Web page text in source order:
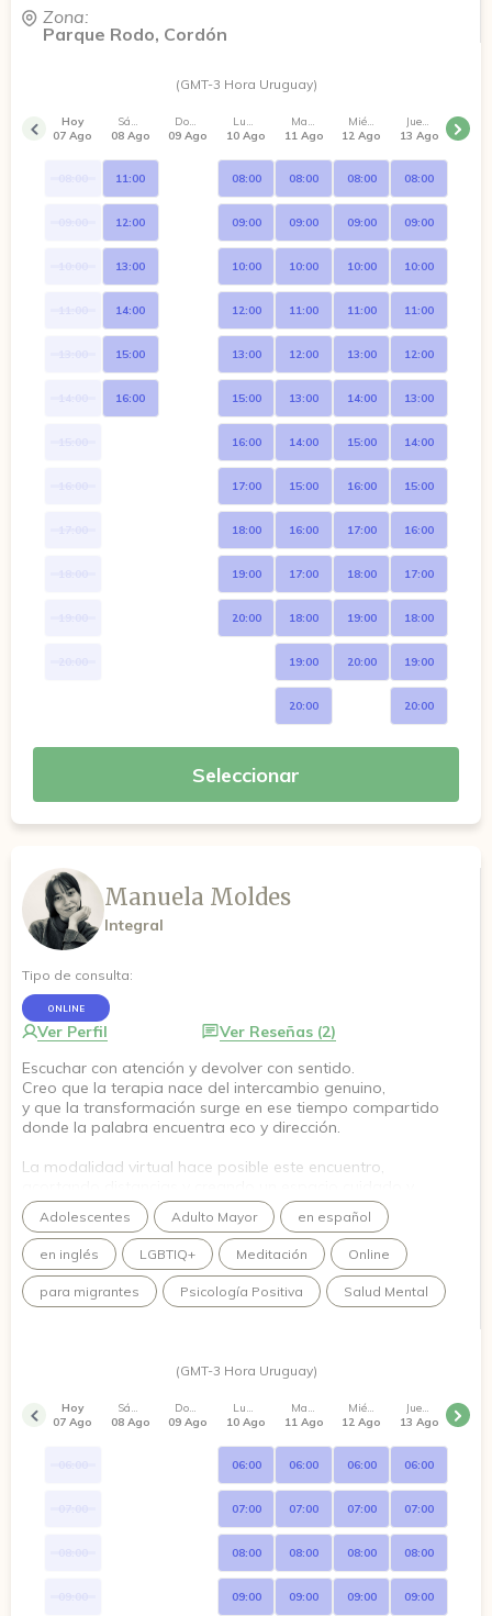
Zona:
Parque Rodo, Cordón
(GMT-3 Hora Uruguay)
Hoy
07 Ago
Sábado
08 Ago
11:00
12:00
13:00
14:00
15:00
16:00
Domingo
09 Ago
Lunes
10 Ago
08:00
09:00
10:00
12:00
13:00
15:00
16:00
17:00
18:00
19:00
20:00
Martes
11 Ago
08:00
09:00
10:00
11:00
12:00
13:00
14:00
15:00
16:00
17:00
18:00
19:00
20:00
Miércoles
12 Ago
08:00
09:00
10:00
11:00
13:00
14:00
15:00
16:00
17:00
18:00
19:00
20:00
Jueves
13 Ago
08:00
09:00
10:00
11:00
12:00
13:00
14:00
15:00
16:00
17:00
18:00
19:00
20:00
Seleccionar
Manuela Moldes
Integral
Tipo de consulta:
ONLINE
Ver Perfil
Ver Reseñas (2)
Escuchar con atención y devolver con sentido.
Creo que la terapia nace del intercambio genuino,
y que la transformación surge en ese tiempo compartido
donde la palabra encuentra eco y dirección.
La modalidad virtual hace posible este encuentro,
accesible,
donde algo nuevo pueda empezar a pensarse.
Adolescentes Adulto Mayor en español
en inglés LGBTIQ+ Meditación Online
para migrantes Psicología Positiva Salud Mental
(GMT-3 Hora Uruguay)
Hoy
07 Ago
Sábado
08 Ago
Domingo
09 Ago
Lunes
10 Ago
06:00
07:00
08:00
09:00
Martes
11 Ago
06:00
07:00
08:00
09:00
Miércoles
12 Ago
06:00
07:00
08:00
09:00
Jueves
13 Ago
06:00
07:00
08:00
09:00